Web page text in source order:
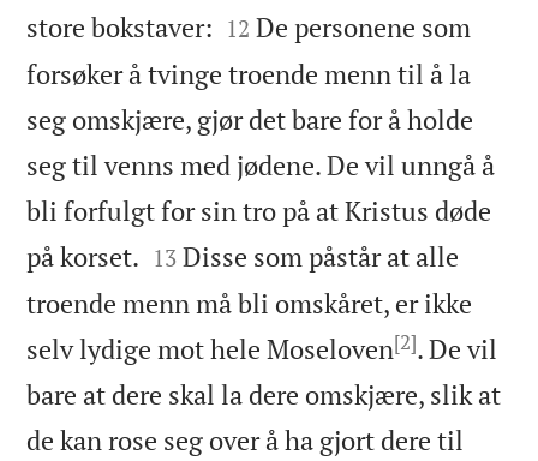
store bokstaver: 

12 De personene som
forsøker å tvinge troende menn til å la
seg omskjære, gjør det bare for å holde
seg til venns med jødene. De vil unngå å
bli forfulgt for sin tro på at Kristus døde
på korset. 

13 Disse som påstår at alle
troende menn må bli omskåret, er ikke
selv lydige mot hele Moseloven[2]. De vil
bare at dere skal la dere omskjære, slik at
de kan rose seg over å ha gjort dere til